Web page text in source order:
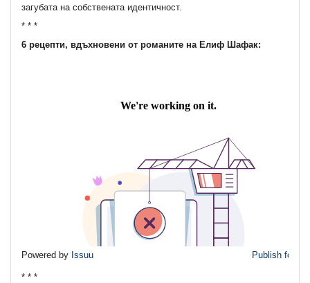
загубата на собствената идентичност.
* * *
6 рецепти, вдъхновени от романите на Елиф Шафак:
Powered by Issuu Publish for
* * *